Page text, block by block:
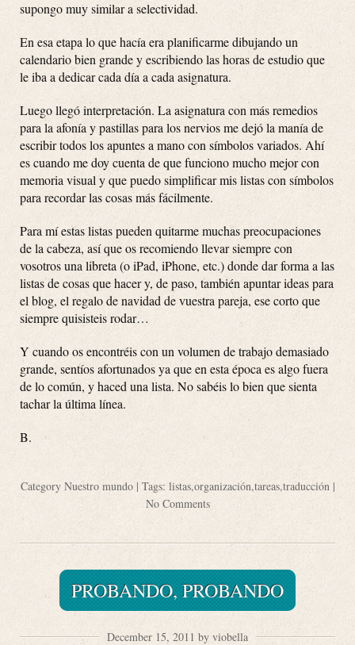
supongo muy similar a selectividad.
En esa etapa lo que hacía era planificarme dibujando un
calendario bien grande y escribiendo las horas de estudio que
le iba a dedicar cada día a cada asignatura.
Luego llegó interpretación. La asignatura con más remedios
para la afonía y pastillas para los nervios me dejó la manía de
escribir todos los apuntes a mano con símbolos variados. Ahí
es cuando me doy cuenta de que funciono mucho mejor con
memoria visual y que puedo simplificar mis listas con símbolos
para recordar las cosas más fácilmente.
Para mí estas listas pueden quitarme muchas preocupaciones
de la cabeza, así que os recomiendo llevar siempre con
vosotros una libreta (o iPad, iPhone, etc.) donde dar forma a las
listas de cosas que hacer y, de paso, también apuntar ideas para
el blog, el regalo de navidad de vuestra pareja, ese corto que
siempre quisisteis rodar…
Y cuando os encontréis con un volumen de trabajo demasiado
grande, sentíos afortunados ya que en esta época es algo fuera
de lo común, y haced una lista. No sabéis lo bien que sienta
tachar la última línea.
B.
Category Nuestro mundo| Tags: listas,organización,tareas,traducción|
No Comments
PROBANDO, PROBANDO
December 15, 2011 by viobella